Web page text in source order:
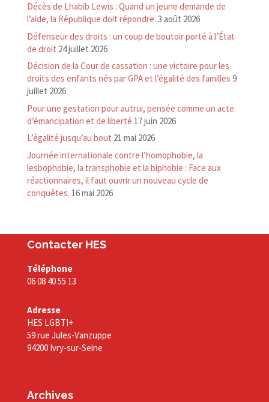
Décès de Lhabib Lewis : Quand un jeune demande de
l’aide, la République doit répondre. 3 août 2026
Défenseur des droits : un coup de boutoir porté à l’État
de droit 24 juillet 2026
Décision de la Cour de cassation : une victoire pour les
droits des enfants nés par GPA et l’égalité des familles 9
juillet 2026
Pour une gestation pour autrui, pensée comme un acte
d’émancipation et de liberté 17 juin 2026
L’égalité jusqu’au bout 21 mai 2026
Journée internationale contre l’homophobie, la
lesbophobie, la transphobie et la biphobie : Face aux
réactionnaires, il faut ouvrir un nouveau cycle de
conquêtes. 16 mai 2026
Contacter HES
Téléphone
06 08 40 55 13
Adresse
HES LGBTI+
59 rue Jules-Vanzuppe
94200 Ivry-sur-Seine
Archives